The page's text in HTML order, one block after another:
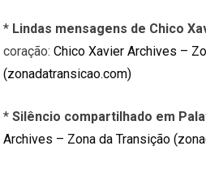
* Lindas mensagens de Chico
coração:Chico Xavier Archives –
(zonadatransicao.com)
*Silêncio compartilhado em
Archives – Zona da Transição